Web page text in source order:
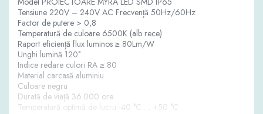
Tensiune 220V – 240V AC Frecvență 50Hz/60Hz
Factor de putere > 0,8
Temperatură de culoare 6500K (alb rece)
Raport eficiență flux luminos ≥ 80Lm/W
Unghi lumină 120°
Indice redare culori RA ≥ 80
Material carcasă aluminiu
Culoare negru
Durată de viață 36.000 ore
Temperatură optimă de lucru -40 °C … +50 °C